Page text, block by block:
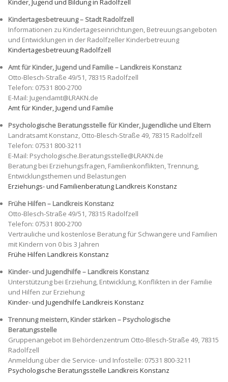
Kinder, Jugend und Bildung in Radolfzell
Kindertagesbetreuung – Stadt Radolfzell
Informationen zu Kindertageseinrichtungen, Betreuungsangeboten
und Entwicklungen in der Radolfzeller Kinderbetreuung
Kindertagesbetreuung Radolfzell
Amt für Kinder, Jugend und Familie – Landkreis Konstanz
Otto-Blesch-Straße 49/51, 78315 Radolfzell
Telefon: 07531 800-2700
E-Mail: Jugendamt@LRAKN.de
Amt für Kinder, Jugend und Familie
Psychologische Beratungsstelle für Kinder, Jugendliche und Eltern
Landratsamt Konstanz, Otto-Blesch-Straße 49, 78315 Radolfzell
Telefon: 07531 800-3211
E-Mail: Psychologische.Beratungsstelle@LRAKN.de
Beratung bei Erziehungsfragen, Familienkonflikten, Trennung,
Entwicklungsthemen und Belastungen
Erziehungs- und Familienberatung Landkreis Konstanz
Frühe Hilfen – Landkreis Konstanz
Otto-Blesch-Straße 49/51, 78315 Radolfzell
Telefon: 07531 800-2700
Vertrauliche und kostenlose Beratung für Schwangere und Familien
mit Kindern von 0 bis 3 Jahren
Frühe Hilfen Landkreis Konstanz
Kinder- und Jugendhilfe – Landkreis Konstanz
Unterstützung bei Erziehung, Entwicklung, Konflikten in der Familie
und Hilfen zur Erziehung
Kinder- und Jugendhilfe Landkreis Konstanz
Trennung meistern, Kinder stärken – Psychologische
Beratungsstelle
Gruppenangebot im Behördenzentrum Otto-Blesch-Straße 49, 78315
Radolfzell
Anmeldung über die Service- und Infostelle: 07531 800-3211
Psychologische Beratungsstelle Landkreis Konstanz